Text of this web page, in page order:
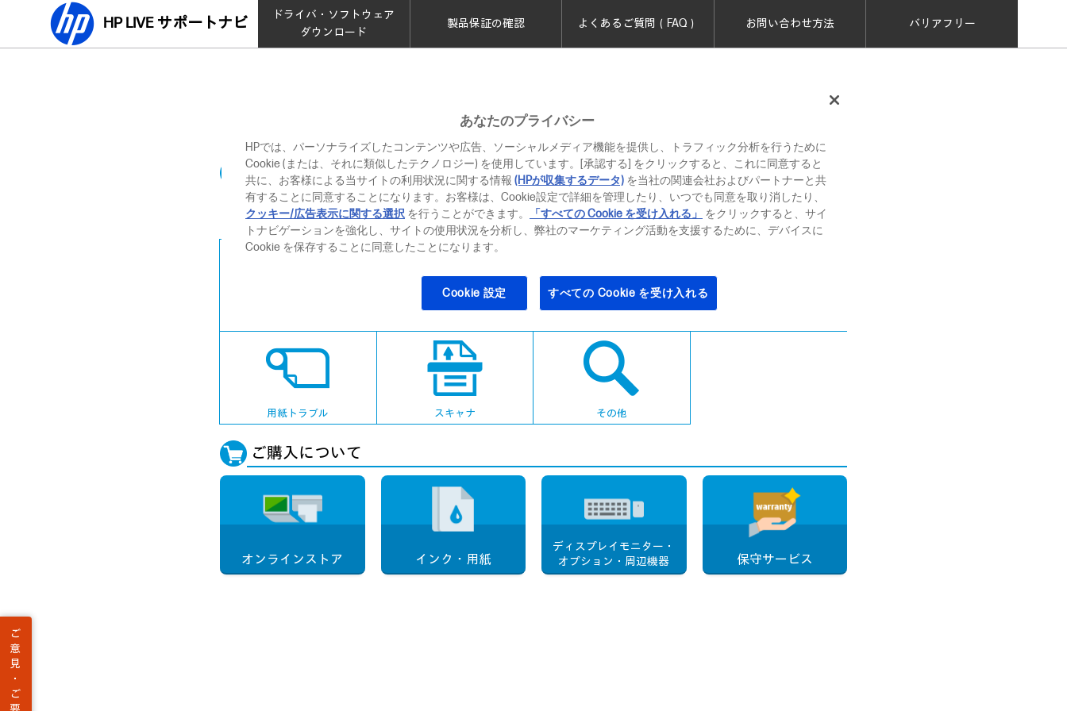
HP LIVE サポートナビ
ドライバ・ソフトウェア
ダウンロード
製品保証の確認 よくあるご質問（FAQ） お問い合わせ方法 バリアフリー
法人向けプリンター
よくあるご質問
用紙トラブル スキャナ その他
ご購入について
オンラインストア インク・用紙
ディスプレイモニター・
オプション・周辺機器
保守サービス
ご
意
見
・
ご
あなたのプライバシー
HPでは、パーソナライズしたコンテンツや広告、ソーシャルメディア機能を提供し、トラフィック分析を行うために
Cookie (または、それに類似したテクノロジー) を使用しています。[承認する] をクリックすると、これに同意すると
共に、お客様による当サイトの利用状況に関する情報 (HPが収集するデータ) を当社の関連会社およびパートナーと共
有することに同意することになります。お客様は、Cookie設定で詳細を管理したり、いつでも同意を取り消したり、
クッキー/広告表示に関する選択 を行うことができます。 「すべての Cookie を受け入れる」
をクリックすると、サイ
トナビゲーションを強化し、サイトの使用状況を分析し、弊社のマーケティング活動を支援するために、デバイスに
Cookie を保存することに同意したことになります。
Cookie 設定 すべての Cookie を受け入れる